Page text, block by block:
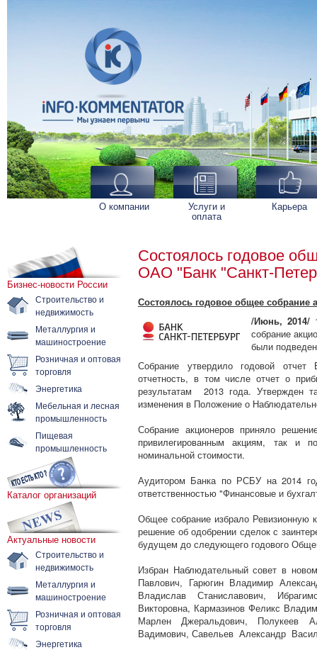
О компании Услуги и
оплата
Карьера
Бизнес-новости России
Строительство и
недвижимость
Металлургия и
машиностроение
Розничная и оптовая
торговля
Энергетика
Мебельная и лесная
промышленность
Пищевая
промышленность
Каталог организаций
Актуальные новости
Строительство и
недвижимость
Металлургия и
машиностроение
Розничная и оптовая
торговля
Энергетика
Состоялось годовое
ОАО "Банк "Санкт-
Состоялось годовое общее
/Июнь, 2014/
собрание
были
Собрание утвердило годовой
отчетность, в том числе отчет о
результатам 2013 года. Утвержден
изменения в Положение о
Собрание акционеров приняло
привилегированным акциям, так и
номинальной стоимости.
Аудитором Банка по РСБУ на 2014
ответственностью "Финансовые и
Общее собрание избрало Ревизионную
решение об одобрении сделок с
будущем до следующего годового
Избран Наблюдательный совет в
Павлович, Гарюгин Владимир
Владислав Станиславович,
Викторовна, Кармазинов Феликс
Марлен Джеральдович, Полукеев
Вадимович, Савельев Александр